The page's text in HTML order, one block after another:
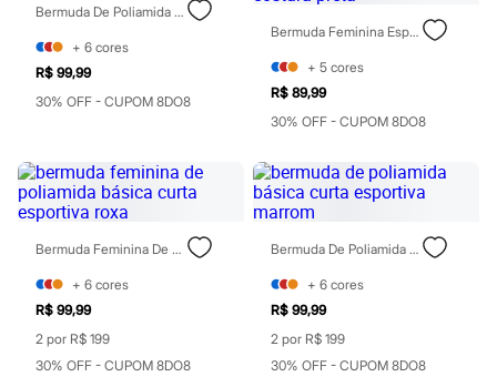
Bermudas
Calças
Camisetas e Regatas
Casacos e Jaquetas
Jeans
Bolsas e Mochilas
Chapéus e Bonés
Cintos
Óculos
Relógios
Calçados
Botas
Chinelos
Sapatos
Sandálias e Papetes
Bermuda De Poliamida Básica Curta Esportiva Preta
+ 6 cores
R$ 99,99
30% OFF - CUPOM 8DO8
Bermuda Feminina Esportiva De Poliamida Sem Costura Preta
+ 5 cores
R$ 89,99
30% OFF - CUPOM 8DO8
Bermuda Feminina De Poliamida Básica Curta Esportiva Roxa
+ 6 cores
R$ 99,99
2 por R$ 199
30% OFF - CUPOM 8DO8
Bermuda De Poliamida Básica Curta Esportiva Marrom
+ 6 cores
R$ 99,99
2 por R$ 199
30% OFF - CUPOM 8DO8